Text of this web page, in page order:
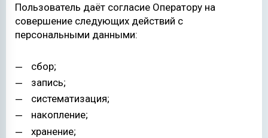
Пользователь даёт согласие Оператору на
совершение следующих действий с
персональными данными:
сбор;
запись;
систематизация;
накопление;
хранение;